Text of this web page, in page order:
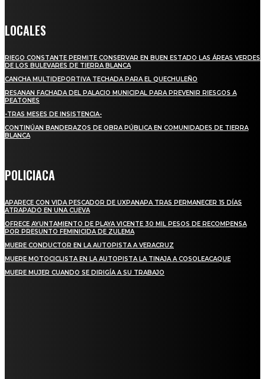
LOCALES
RIEGO CONSTANTE PERMITE CONSERVAR EN BUEN ESTADO LAS ÁREAS VERDES
DE LOS BULEVARES DE TIERRA BLANCA
CANCHA MULTIDEPORTIVA TECHADA PARA EL QUECHULEÑO
RESANAN FACHADA DEL PALACIO MUNICIPAL PARA PREVENIR RIESGOS A
PEATONES
-TRAS MESES DE INSISTENCIA-
CONTINÚAN BANDERAZOS DE OBRA PÚBLICA EN COMUNIDADES DE TIERRA
BLANCA
POLICIACA
APARECE CON VIDA PESCADOR DE UXPANAPA TRAS PERMANECER 15 DÍAS
ATRAPADO EN UNA CUEVA
OFRECE AYUNTAMIENTO DE PLAYA VICENTE 30 MIL PESOS DE RECOMPENSA
POR PRESUNTO FEMINICIDA DE ZULEMA
MUERE CONDUCTOR EN LA AUTOPISTA A VERACRUZ
MUERE MOTOCICLISTA EN LA AUTOPISTA LA TINAJA A COSOLEACAQUE
MUERE MUJER CUANDO SE DIRIGÍA A SU TRABAJO